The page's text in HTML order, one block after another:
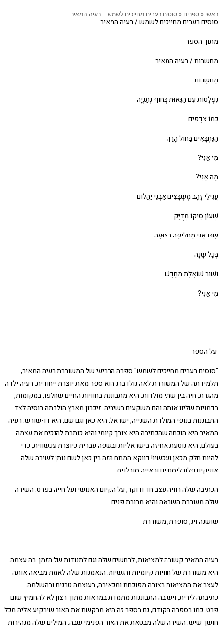
ראשי « ספרים « סוסים רעבים מחייכים לשמש – רעיה המאיר
סוסים רעבים מחייכים לשמש / רעיה המאיר
מתוך הספר
מחשבות / רעיה המאיר
מַחְשָׁבוֹת
נִפְלָטוֹת עִם הַגֵּאוּת בְּחוֹף נְתַנְיָה
כְּמוֹ צְדָפִים
הַנֶּחְבָּאִים בַּחוֹל הָרַךְ
מִי אֲנִי?
מָה אֲנִי?
עֲגִילֵי זָהָב מְשֻׁבָּצִים אַבְנֵי יַהֲלוֹם
שְׁעוֹן סַיְקוֹ מְדֻיָּק
שֶׁבּוֹ אֲנִי מַחְלִיפָה רְצוּעָה
בְּכָל שָׁנָה
וְשׁוּב שׁוֹאֶלֶת מֵחָדָשׁ
מִי אֲנִי?
על הספר
"סוסים רעבים מחייכים לשמש" ספרה הרביעי של המשוררת רעיה המאיר,
תלמידתה של המשוררת לאה גולדברג הוא ספר מאת יוצרת ייחודית. רעיה ילדה
מהגרת, חיה בין שתי מולדות. היא מתבוננת בחוויות החיים שחלפו, במקומות,
בדמויות שליוו אותה והם משקעים בשיריה. זיכרון מארץ הולדתה רוסיה לצד
התבוננות בנופי המולדת השנייה, ישראל. היא כאן וגם שם, היא דו-שורש. רעיה
המאיר היא הוכחה שהכתיבה היא צורך קיומי והיא כותבת להנכיח את עצמה
בעולם, היא נוטעת אחיזה בישראליות ובשפה עברית כיוצרת עכשווית, כדי
להיות חלק מכאן ועכשיו! דווקא המתח הזה בין כאן לשם נותן לשירה שלה
אופקים פלורליסטיים וראייה סובלנית.
הכתיבה שלה רוויה עצב חד ודוקר, על הקיום האנושי ועל חייה בפרט. השירה
שלה מעוררת השראה והיא מרובת פנים.
שושנה ויג, סופרת, משוררת
רעיה המאיר קשובה למציאות, לרחשים שלה וגם לתנודות של הזמן בה עצמה.
היא משוררת של חוויות קיומיות ורגשיות. הנאמנות שלה לאמת מביאה אותה
לעצב את המציאות בצורה מפוכחת ומכאיבה, בעוצמה טרגית ובהשלמה.
כתיבתה לירית, ויש בה התבוננות מתמדת במראות מתוך רצון לא להחמיץ שום
פרט. כמו בספרה הקודם, גם בספר זה היא מבקשת את האור שיבקיע אליה מכל
חושך שיש. השירה שלה מבטאת את האור הפנימי שבה. המילים שלה מנהירות